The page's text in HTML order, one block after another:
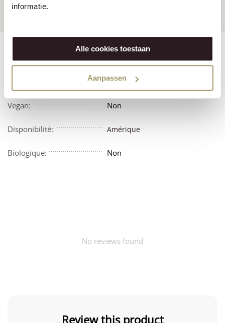
informatie.
Alle cookies toestaan
Aanpassen
Reviews
Non
Vegan: Non
Disponibilité: Amérique
Biologique: Non
No reviews found
Review this product